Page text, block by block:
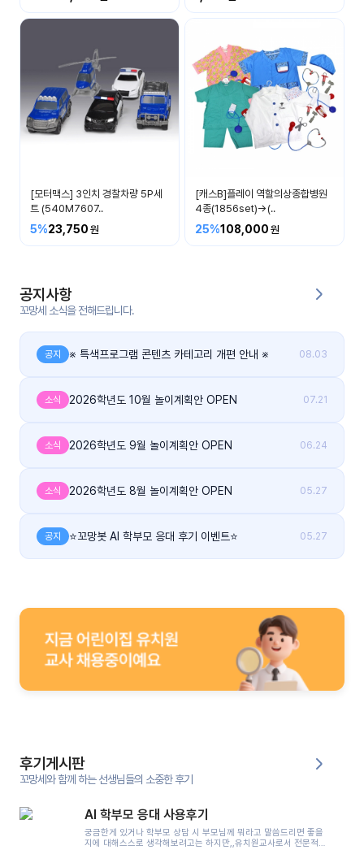
공지
사항
이벤
트
들의
이야
기
후기
게시
판
그
[모터맥스] 3인치 경찰차량 5P세
트 (540M7607..
5%23,750
[캐스B]플레이 역할의상종합병원
4종(1856set)→(..
25%108,000
공지사항
꼬망세 소식을 전해드립니다.
공지 ※ 특색프로그램 콘텐츠 카테고리 개편 안내 ※ 08.03
소식 2026학년도 10월 놀이계획안 OPEN 07.21
소식 2026학년도 9월 놀이계획안 OPEN 06.24
소식 2026학년도 8월 놀이계획안 OPEN 05.27
공지 ⭐꼬망봇 AI 학부모 응대 후기 이벤트⭐ 05.27
후기게시판
꼬망세와 함께 하는 선생님들의 소중한 후기
AI 학부모 응대 사용후기
궁금한게 있거나 학부모 상담 시 부모님께 뭐라고 말씀드리면 좋을
지에 대해스스로 생각해보려고는 하지만,,유치원교사로서 전문적인